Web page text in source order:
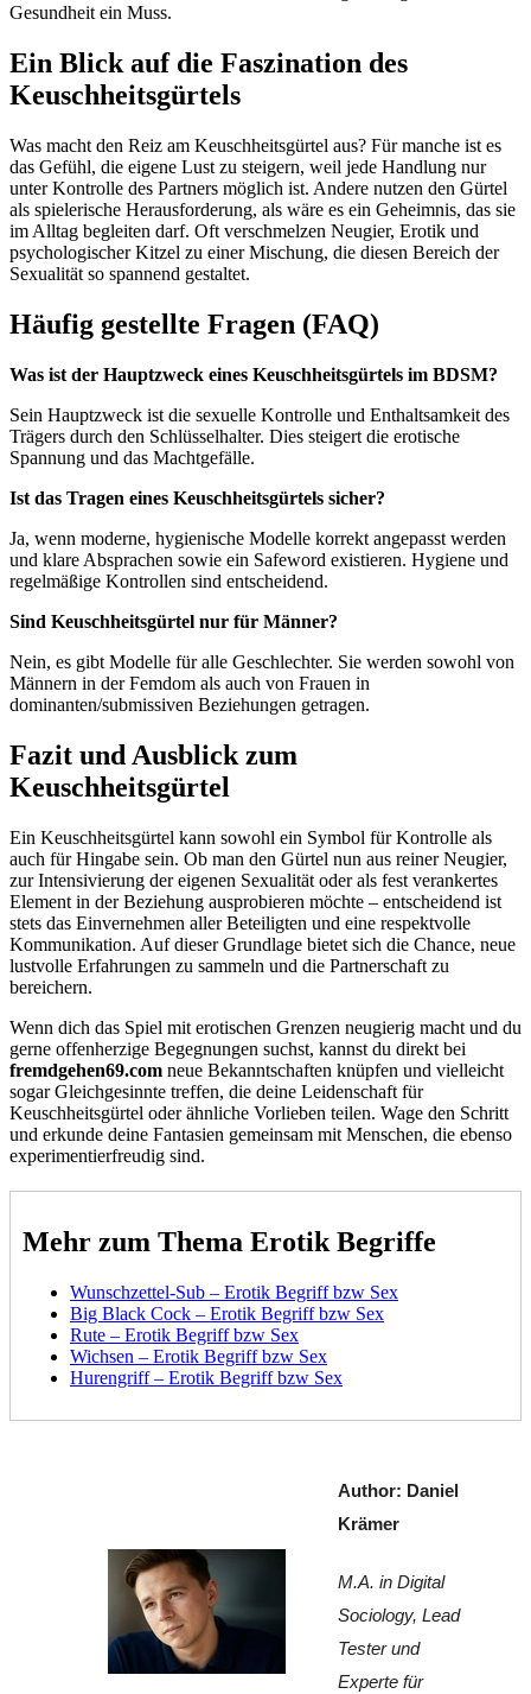
Gesundheit ein Muss.
Ein Blick auf die Faszination des
Keuschheitsgürtels
Was macht den Reiz am Keuschheitsgürtel aus? Für manche ist es
das Gefühl, die eigene Lust zu steigern, weil jede Handlung nur
unter Kontrolle des Partners möglich ist. Andere nutzen den Gürtel
als spielerische Herausforderung, als wäre es ein Geheimnis, das sie
im Alltag begleiten darf. Oft verschmelzen Neugier, Erotik und
psychologischer Kitzel zu einer Mischung, die diesen Bereich der
Sexualität so spannend gestaltet.
Häufig gestellte Fragen (FAQ)
Was ist der Hauptzweck eines Keuschheitsgürtels im BDSM?
Sein Hauptzweck ist die sexuelle Kontrolle und Enthaltsamkeit des
Trägers durch den Schlüsselhalter. Dies steigert die erotische
Spannung und das Machtgefälle.
Ist das Tragen eines Keuschheitsgürtels sicher?
Ja, wenn moderne, hygienische Modelle korrekt angepasst werden
und klare Absprachen sowie ein Safeword existieren. Hygiene und
regelmäßige Kontrollen sind entscheidend.
Sind Keuschheitsgürtel nur für Männer?
Nein, es gibt Modelle für alle Geschlechter. Sie werden sowohl von
Männern in der Femdom als auch von Frauen in
dominanten/submissiven Beziehungen getragen.
Fazit und Ausblick zum
Keuschheitsgürtel
Ein Keuschheitsgürtel kann sowohl ein Symbol für Kontrolle als
auch für Hingabe sein. Ob man den Gürtel nun aus reiner Neugier,
zur Intensivierung der eigenen Sexualität oder als fest verankertes
Element in der Beziehung ausprobieren möchte – entscheidend ist
stets das Einvernehmen aller Beteiligten und eine respektvolle
Kommunikation. Auf dieser Grundlage bietet sich die Chance, neue
lustvolle Erfahrungen zu sammeln und die Partnerschaft zu
bereichern.
Wenn dich das Spiel mit erotischen Grenzen neugierig macht und du
gerne offenherzige Begegnungen suchst, kannst du direkt bei
fremdgehen69.com neue Bekanntschaften knüpfen und vielleicht
sogar Gleichgesinnte treffen, die deine Leidenschaft für
Keuschheitsgürtel oder ähnliche Vorlieben teilen. Wage den Schritt
und erkunde deine Fantasien gemeinsam mit Menschen, die ebenso
experimentierfreudig sind.
Mehr zum Thema Erotik Begriffe
Wunschzettel-Sub – Erotik Begriff bzw Sex
Big Black Cock – Erotik Begriff bzw Sex
Rute – Erotik Begriff bzw Sex
Wichsen – Erotik Begriff bzw Sex
Hurengriff – Erotik Begriff bzw Sex
Author: Daniel
Krämer
M.A. in Digital
Sociology, Lead
Tester und
Experte für